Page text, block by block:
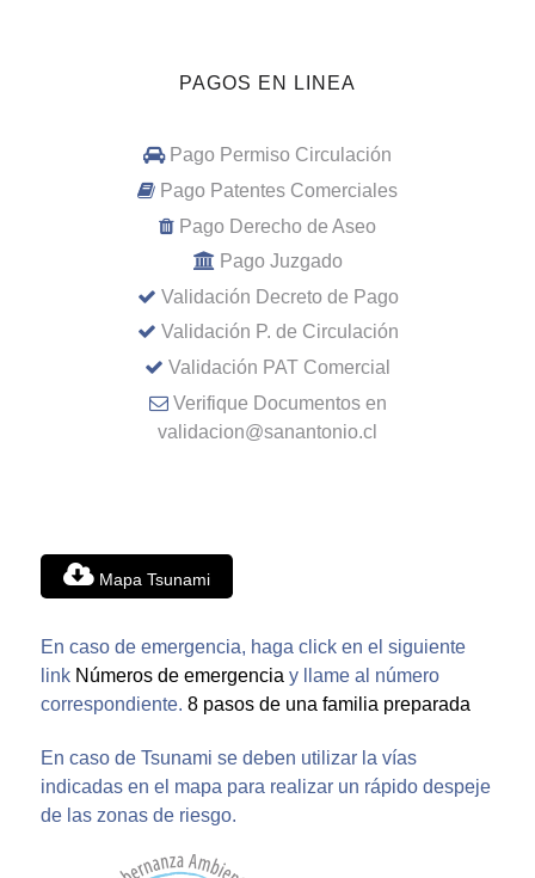
PAGOS EN LINEA
Pago Permiso Circulación
Pago Patentes Comerciales
Pago Derecho de Aseo
Pago Juzgado
Validación Decreto de Pago
Validación P. de Circulación
Validación PAT Comercial
Verifique Documentos en
validacion@sanantonio.cl
Mapa Tsunami
En caso de emergencia, haga click en el siguiente
link Números de emergencia y llame al número
correspondiente. 8 pasos de una familia preparada
En caso de Tsunami se deben utilizar la vías
indicadas en el mapa para realizar un rápido despeje
de las zonas de riesgo.